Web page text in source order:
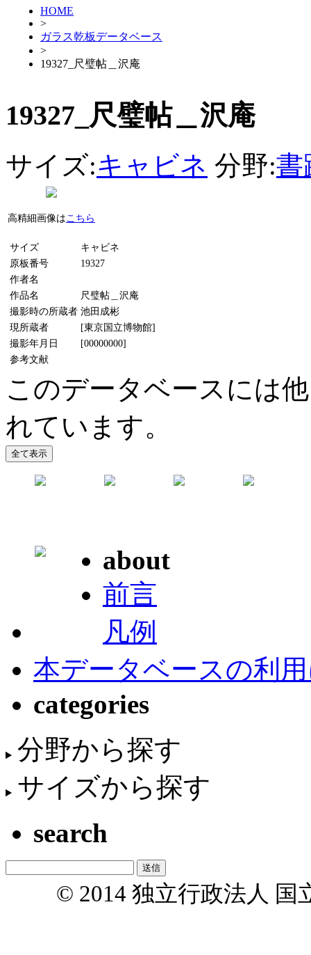
HOME
>
ガラス乾板データベース
>
19327_尺璧帖＿沢庵
19327_尺璧帖＿沢庵
サイズ:キャビネ 分野:書
高精細画像はこちら
サイズ
キャビネ
原板番号
19327
作者名
作品名
尺璧帖＿沢庵
撮影時の所蔵者 池田成彬
現所蔵者
[東京国立博物館]
撮影年月日
[00000000]
参考文献
このデータベースには
れています。
about
前言
凡例
本データベースの利
categories
分野から探す
サイズから探す
search
© 2014 独立行政法人 国